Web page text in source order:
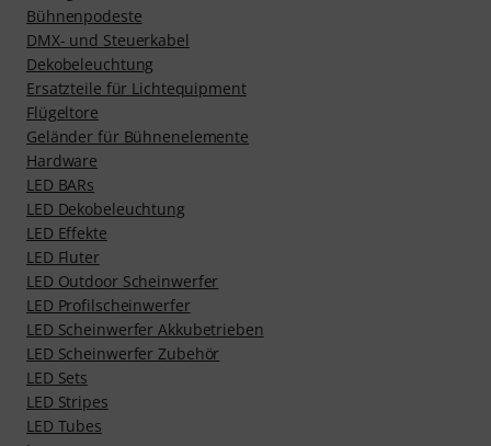
Bühnenpodeste
DMX- und Steuerkabel
Dekobeleuchtung
Ersatzteile für Lichtequipment
Flügeltore
Geländer für Bühnenelemente
Hardware
LED BARs
LED Dekobeleuchtung
LED Effekte
LED Fluter
LED Outdoor Scheinwerfer
LED Profilscheinwerfer
LED Scheinwerfer Akkubetrieben
LED Scheinwerfer Zubehör
LED Sets
LED Stripes
LED Tubes